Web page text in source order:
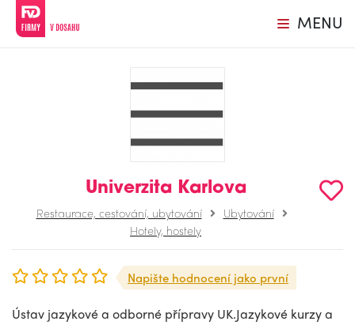
MENU
Univerzita Karlova
Restaurace, cestování, ubytování
Ubytování
Hotely, hostely
Napište hodnocení jako první
Ústav jazykové a odborné přípravy UK.Jazykové kurzy a